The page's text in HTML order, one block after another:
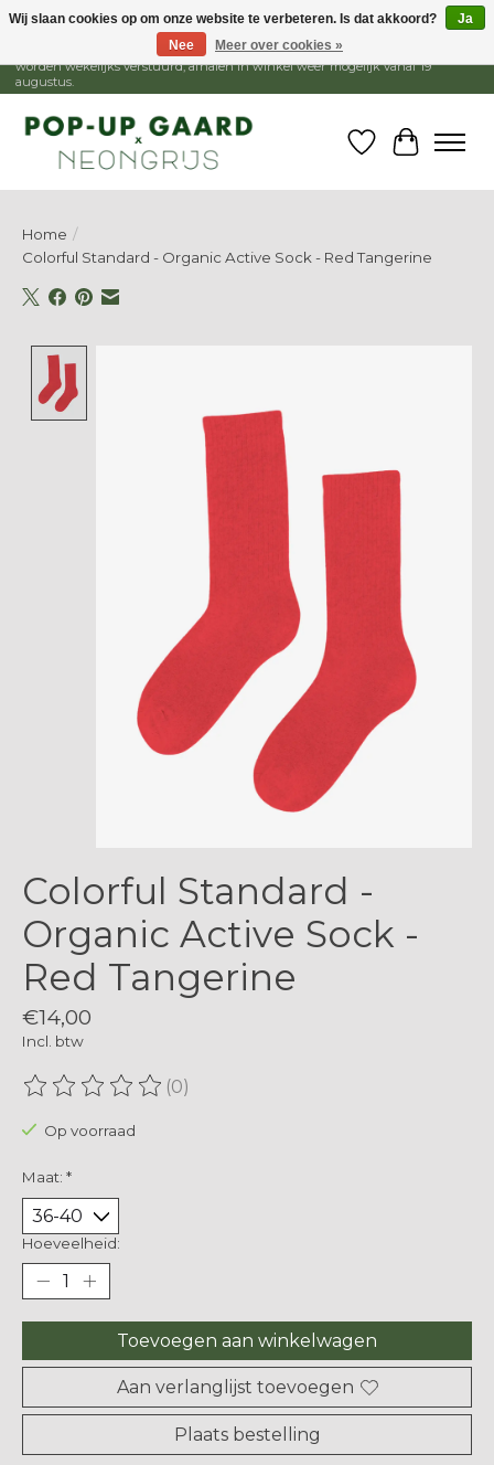
1 - 15 augustus is de winkel gesloten, webshop blijft open. Bestellingen
worden wekelijks verstuurd, afhalen in winkel weer mogelijk vanaf 19
augustus.
Verlanglijst
Home /
Colorful Standard - Organic Active Sock - Red Tangerine
Colorful Standard -
Organic Active Sock -
Red Tangerine
€14,00
Incl. btw
De beoordeling van dit product is
(0)
Op voorraad
Maat: *
Hoeveelheid:
Toevoegen aan winkelwagen
Aan verlanglijst toevoegen
Plaats bestelling
Wij slaan cookies op om onze website te verbeteren. Is dat akkoord?
Ja
Nee
Meer over cookies »